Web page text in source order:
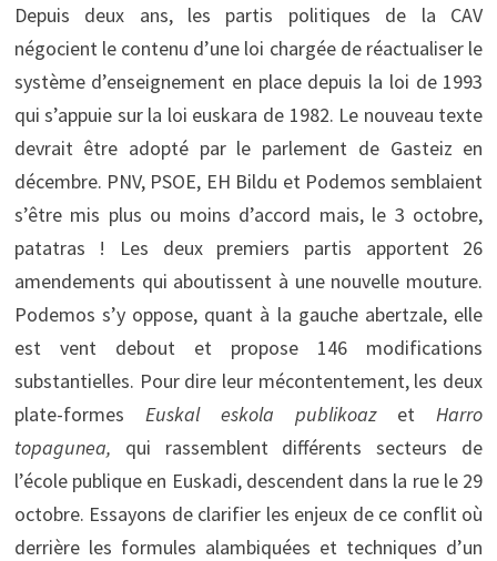
Depuis deux ans, les partis politiques de la CAV
négocient le contenu d’une loi chargée de réactualiser le
système d’enseignement en place depuis la loi de 1993
qui s’appuie sur la loi euskara de 1982. Le nouveau texte
devrait être adopté par le parlement de Gasteiz en
décembre. PNV, PSOE, EH Bildu et Podemos semblaient
s’être mis plus ou moins d’accord mais, le 3 octobre,
patatras ! Les deux premiers partis apportent 26
amendements qui aboutissent à une nouvelle mouture.
Podemos s’y oppose, quant à la gauche abertzale, elle
est vent debout et propose 146 modifications
substantielles. Pour dire leur mécontentement, les deux
plate-formes Euskal eskola publikoazetHarro
topagunea, qui rassemblent différents secteurs de
l’école publique en Euskadi, descendent dans la rue le 29
octobre. Essayons de clarifier les enjeux de ce conflit où
derrière les formules alambiquées et techniques d’un